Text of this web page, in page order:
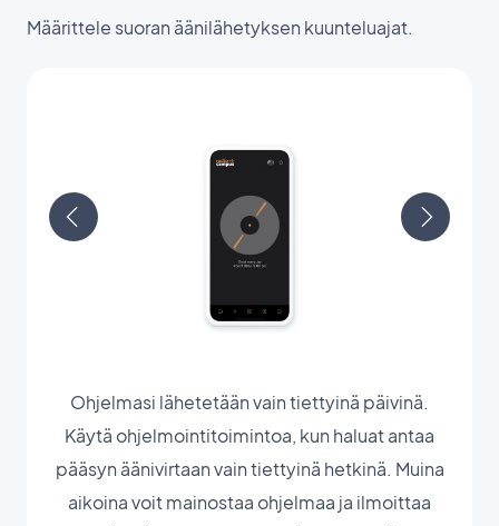
Määrittele suoran äänilähetyksen kuunteluajat.
Ohjelmasi lähetetään vain tiettyinä päivinä.
Käytä ohjelmointitoimintoa, kun haluat antaa
pääsyn äänivirtaan vain tiettyinä hetkinä. Muina
aikoina voit mainostaa ohjelmaa ja ilmoittaa